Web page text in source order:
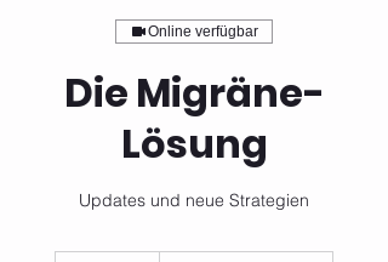
Online verfügbar
Die Migräne-
Lösung
Updates und neue Strategien